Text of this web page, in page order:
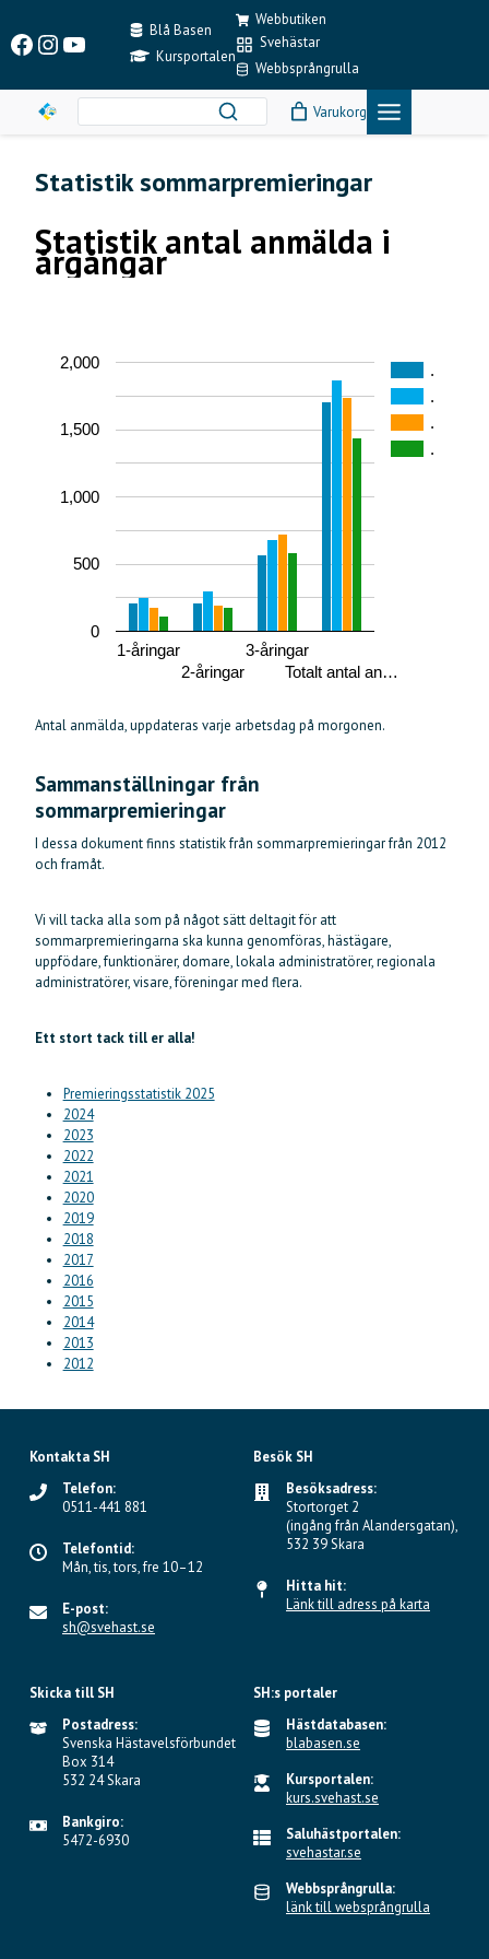
content
Facebook
Instagram
YouTubeBlå Basen
Kursportalen
Webbutiken
Svehästar
Webbsprångrulla
Varukorg
Statistik sommarpremieringar
Statistik antal anmälda i
årgångar
1-åringar
2-åringar
3-åringar
Totalt antal an…
0
500
1,000
1,500
2,000
Antal anmälda, uppdateras varje arbetsdag på morgonen.
Sammanställningar från
sommarpremieringar
I dessa dokument finns statistik från sommarpremieringar från 2012
och framåt.
Vi vill tacka alla som på något sätt deltagit för att
sommarpremieringarna ska kunna genomföras, hästägare,
uppfödare, funktionärer, domare, lokala administratörer, regionala
administratörer, visare, föreningar med flera.
Ett stort tack till er alla!
Premieringsstatistik 2025
2024
2023
2022
2021
2020
2019
2018
2017
2016
2015
2014
2013
2012
Kontakta SH
Telefon:
0511-441 881
Telefontid:
Mån, tis, tors, fre 10–12
E-post:
sh@svehast.se
Besök SH
Besöksadress:
Stortorget 2
(ingång från Alandersgatan),
532 39 Skara
Hitta hit:
Länk till adress på karta
Skicka till SH
Postadress:
Svenska Hästavelsförbundet
Box 314
532 24 Skara
Bankgiro:
5472-6930
SH:s portaler
Hästdatabasen:
blabasen.se
Kursportalen:
kurs.svehast.se
Saluhästportalen:
svehastar.se
Webbsprångrulla:
länk till websprångrulla